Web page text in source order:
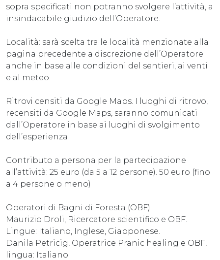
sopra specificati non potranno svolgere l’attività, a
insindacabile giudizio dell’Operatore.
Località: sarà scelta tra le località menzionate alla
pagina precedente a discrezione dell’Operatore
anche in base alle condizioni del sentieri, ai venti
e al meteo.
Ritrovi censiti da Google Maps. I luoghi di ritrovo,
recensiti da Google Maps, saranno comunicati
dall’Operatore in base ai luoghi di svolgimento
dell’esperienza
Contributo a persona per la partecipazione
all’attività: 25 euro (da 5 a 12 persone). 50 euro (fino
a 4 persone o meno)
Operatori di Bagni di Foresta (OBF):
Maurizio Droli, Ricercatore scientifico e OBF.
Lingue: Italiano, Inglese, Giapponese.
Danila Petricig, Operatrice Pranic healing e OBF,
lingua: Italiano.